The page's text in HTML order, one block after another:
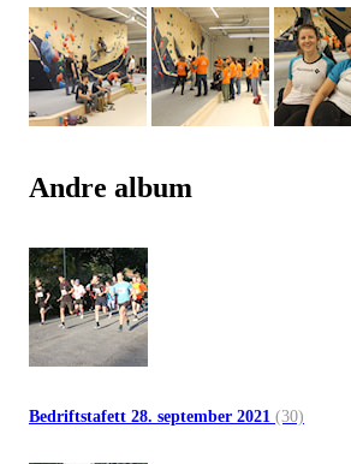
Andre album
Bedriftstafett 28. september 2021 (30)